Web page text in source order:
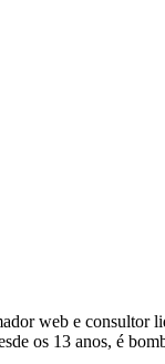
web e consultor
os 13 anos, é